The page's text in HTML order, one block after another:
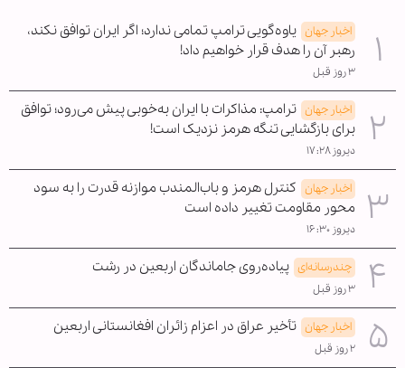
اخبار جهان یاوه‌گویی ترامپ تمامی ندارد؛ اگر ایران توافق نکند،
رهبر آن را هدف قرار خواهیم داد!
۳ روز قبل
اخبار جهان ترامپ: مذاکرات با ایران به‌خوبی پیش می‌رود؛ توافق
برای بازگشایی تنگه هرمز نزدیک است!
دیروز ۱۷:۲۸
اخبار جهان کنترل هرمز و باب‌المندب موازنه قدرت را به سود
محور مقاومت تغییر داده است
دیروز ۱۶:۳۰
چندرسانه‌ای پیاده‌روی جاماندگان اربعین در رشت
۳ روز قبل
اخبار جهان تأخیر عراق در اعزام زائران افغانستانی اربعین
۲ روز قبل